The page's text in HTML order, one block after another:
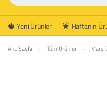
Yeni Ürünler Haftanın
Ana Sayfa – Tüm Ürünler – Mars